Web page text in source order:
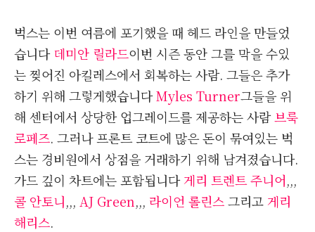
벅스는 이번 여름에 포기했을 때 헤드 라인을 만들었
습니다데미안 릴라드이번 시즌 동안 그를 막을 수있
는 찢어진 아킬레스에서 회복하는 사람. 그들은 추가
하기 위해 그렇게했습니다Myles Turner그들을 위
해 센터에서 상당한 업그레이드를 제공하는 사람브룩
로페즈. 그러나 프론트 코트에 많은 돈이 묶여있는 벅
스는 경비원에서 상점을 거래하기 위해 남겨졌습니다.
가드 깊이 차트에는 포함됩니다게리 트렌트 주니어,,,
콜 안토니,,, AJ Green,,, 라이언 롤린스그리고 게리
해리스.